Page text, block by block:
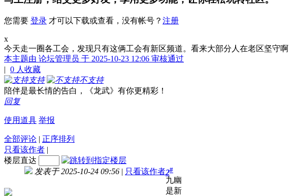
您需要 登录 才可以下载或查看，没有帐号？ 注册
x
今天走一圈各工会，发现只有这俩工会有新区频道。看来大部分人在老区坚守啊
本主题由 论坛管理员 于 2025-10-23 12:06 审核通过
| 0 人收藏
支持
不支持
陪伴是最长情的告白，《龙武》有你更精彩！
回复
使用道具 举报
全部评论 | 正序排列
只看该作者 |
楼层直达
发表于 2025-10-24 09:56 | 只看该作者2#
九幽
是新